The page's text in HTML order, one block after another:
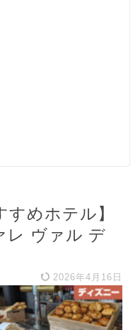
すめホテル】
レ ヴァル デ
2026年4月16日